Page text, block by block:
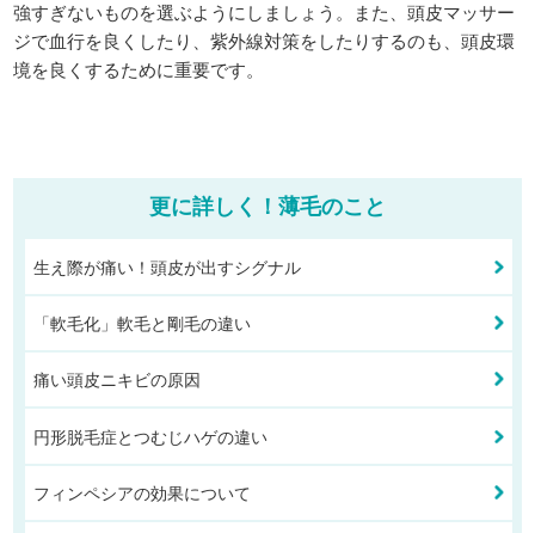
強すぎないものを選ぶようにしましょう。また、頭皮マッサー
ジで血行を良くしたり、紫外線対策をしたりするのも、頭皮環
境を良くするために重要です。
更に詳しく！薄毛のこと
生え際が痛い！頭皮が出すシグナル
「軟毛化」軟毛と剛毛の違い
痛い頭皮ニキビの原因
円形脱毛症とつむじハゲの違い
フィンペシアの効果について